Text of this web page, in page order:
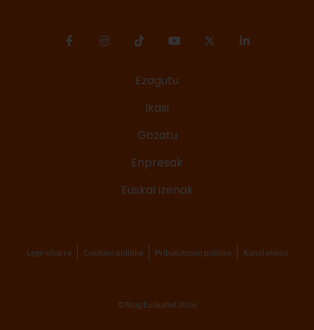
Ezagutu
Ikasi
Gozatu
Enpresak
Euskal izenak
Lege-oharra Cookien politika Pribatutasun politika Kanal etikoa
©Blog Euskaltel 2026